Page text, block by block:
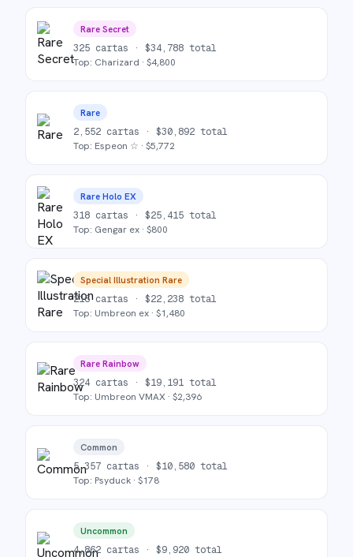
Rare Secret
325 cartas · $34,788 total
Top: Charizard · $4,800
Rare
2,552 cartas · $30,892 total
Top: Espeon ☆ · $5,772
Rare Holo EX
318 cartas · $25,415 total
Top: Gengar ex · $800
Special Illustration Rare
216cartas · $22,238 total
Top: Umbreon ex · $1,480
Rare Rainbow
324 cartas · $19,191 total
Top: Umbreon VMAX · $2,396
Common
5,357 cartas · $10,580 total
Top: Psyduck · $178
Uncommon
4,862 cartas · $9,920 total